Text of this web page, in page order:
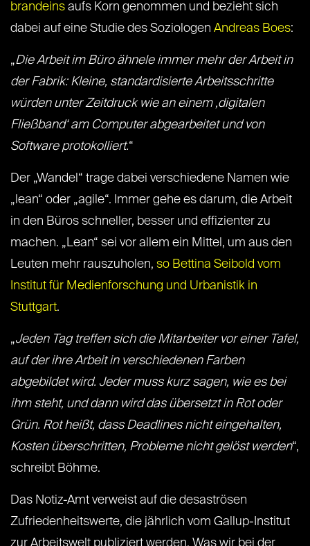
brandeins aufs Korn genommen und bezieht sich
dabei auf eine Studie des Soziologen Andreas Boes:
„Die Arbeit im Büro ähnele immer mehr der Arbeit in
der Fabrik: Kleine, standardisierte Arbeitsschritte
würden unter Zeitdruck wie an einem ‚digitalen
Fließband‘ am Computer abgearbeitet und von
Software protokolliert.“
Der „Wandel“ trage dabei verschiedene Namen wie
„lean“ oder „agile“. Immer gehe es darum, die Arbeit
in den Büros schneller, besser und effizienter zu
machen. „Lean“ sei vor allem ein Mittel, um aus den
Leuten mehr rauszuholen, so Bettina Seibold vom
Institut für Medienforschung und Urbanistik in
Stuttgart.
„Jeden Tag treffen sich die Mitarbeiter vor einer Tafel,
auf der ihre Arbeit in verschiedenen Farben
abgebildet wird. Jeder muss kurz sagen, wie es bei
ihm steht, und dann wird das übersetzt in Rot oder
Grün. Rot heißt, dass Deadlines nicht eingehalten,
Kosten überschritten, Probleme nicht gelöst werden“,
schreibt Böhme.
Das Notiz-Amt verweist auf die desaströsen
Zufriedenheitswerte, die jährlich vom Gallup-Institut